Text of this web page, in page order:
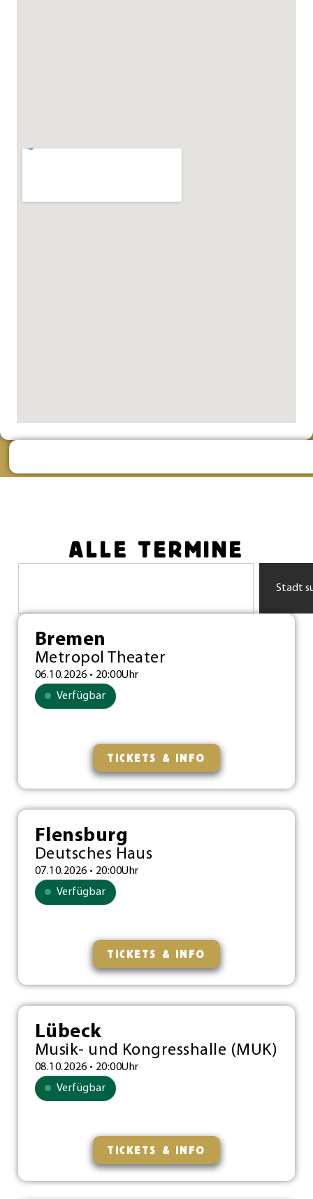
ALLE TERMINE
Stadt
Bremen
Metropol Theater
06.10.2026 • 20:00Uhr
Verfügbar
TICKETS & INFO
Flensburg
Deutsches Haus
07.10.2026 • 20:00Uhr
Verfügbar
TICKETS & INFO
Lübeck
Musik- und Kongresshalle (MUK)
08.10.2026 • 20:00Uhr
Verfügbar
TICKETS & INFO